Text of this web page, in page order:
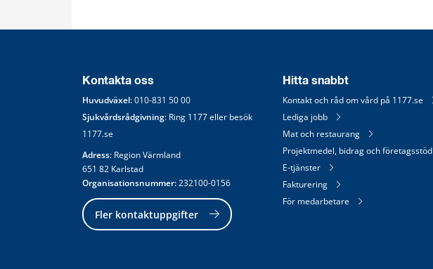
Kontakta oss
Huvudväxel: 010-831 50 00
Sjukvårdsrådgivning: Ring 1177 eller besök
1177.se
Adress: Region Värmland
651 82 Karlstad
Organisationsnummer: 232100-0156
Fler kontaktuppgifter
Hitta snabbt
Kontakt och råd om vård på 1177.se
Lediga jobb
Mat och restaurang
Projektmedel, bidrag och företagsstöd
E-tjänster
Fakturering
För medarbetare